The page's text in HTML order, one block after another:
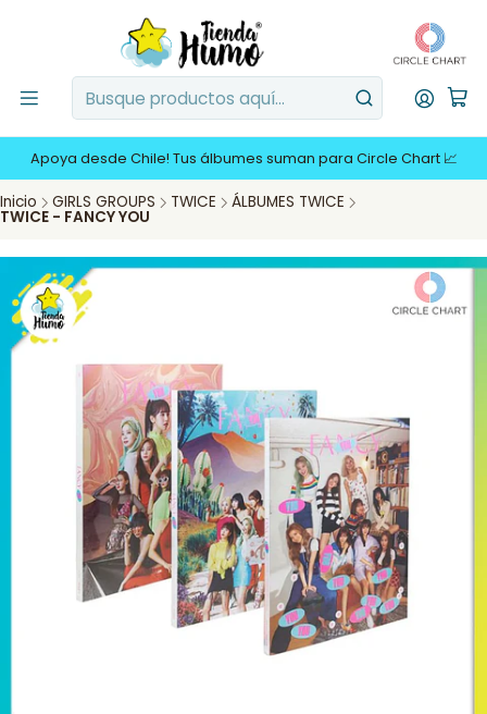
Apoya desde Chile! Tus álbumes suman para Circle Chart 📈
Inicio GIRLS GROUPS TWICE ÁLBUMES TWICE
TWICE - FANCY YOU